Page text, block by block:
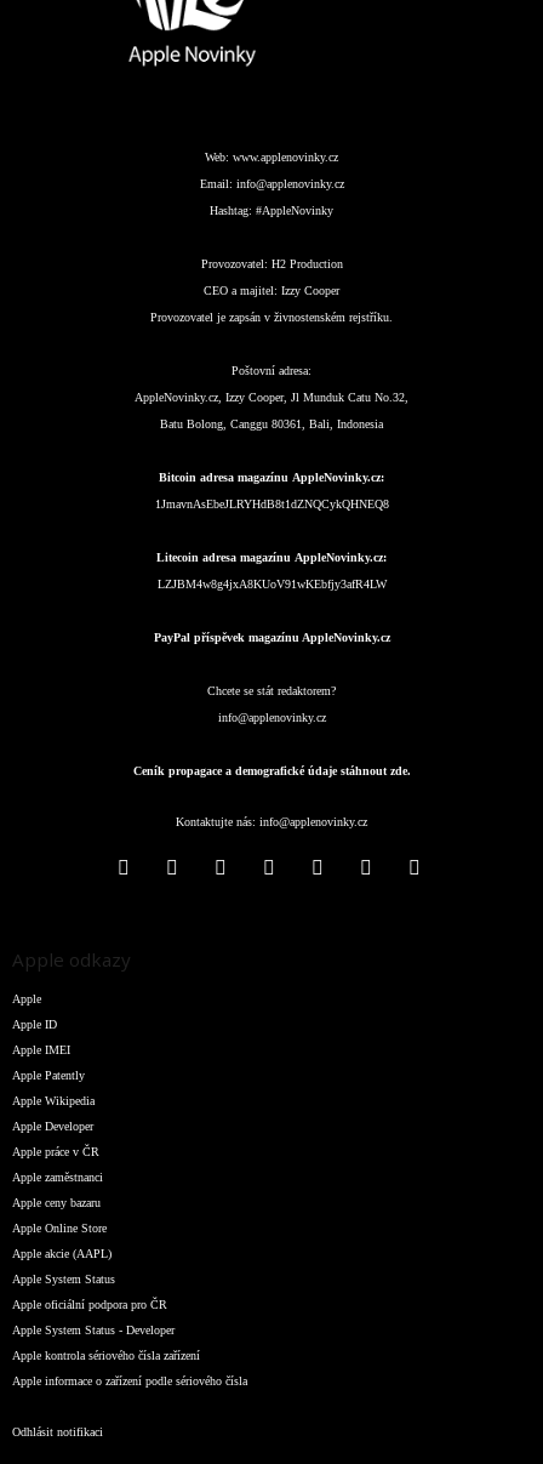
Web: www.applenovinky.cz
Email: info@applenovinky.cz
Hashtag: #AppleNovinky
Provozovatel: H2 Production
CEO a majitel: Izzy Cooper
Provozovatel je zapsán v živnostenském rejstříku.
Poštovní adresa:
AppleNovinky.cz, Izzy Cooper, Jl Munduk Catu No.32,
Batu Bolong, Canggu 80361, Bali, Indonesia
Bitcoin adresa magazínu AppleNovinky.cz:
1JmavnAsEbeJLRYHdB8t1dZNQCykQHNEQ8
Litecoin adresa magazínu AppleNovinky.cz:
LZJBM4w8g4jxA8KUoV91wKEbfjy3afR4LW
PayPal příspěvek magazínu AppleNovinky.cz
Chcete se stát redaktorem?
info@applenovinky.cz
Ceník propagace a demografické údaje stáhnout zde.
Kontaktujte nás: info@applenovinky.cz
Apple odkazy
Apple
Apple ID
Apple IMEI
Apple Patently
Apple Wikipedia
Apple Developer
Apple práce v ČR
Apple zaměstnanci
Apple ceny bazaru
Apple Online Store
Apple akcie (AAPL)
Apple System Status
Apple oficiální podpora pro ČR
Apple System Status - Developer
Apple kontrola sériového čísla zařízení
Apple informace o zařízení podle sériového čísla
Odhlásit notifikaci